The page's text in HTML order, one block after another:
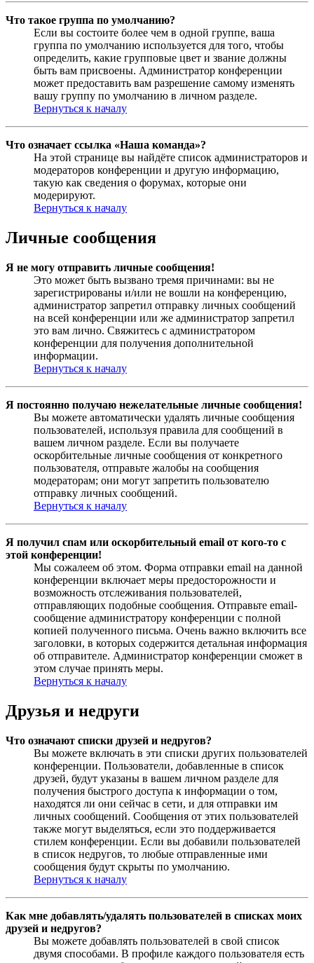
Что такое группа по умолчанию?
Если вы состоите более чем в одной группе, ваша
группа по умолчанию используется для того, чтобы
определить, какие групповые цвет и звание должны
быть вам присвоены. Администратор конференции
может предоставить вам разрешение самому изменять
вашу группу по умолчанию в личном разделе.
Вернуться к началу
Что означает ссылка «Наша команда»?
На этой странице вы найдёте список администраторов и
модераторов конференции и другую информацию,
такую как сведения о форумах, которые они
модерируют.
Вернуться к началу
Личные сообщения
Я не могу отправить личные сообщения!
Это может быть вызвано тремя причинами: вы не
зарегистрированы и/или не вошли на конференцию,
администратор запретил отправку личных сообщений
на всей конференции или же администратор запретил
это вам лично. Свяжитесь с администратором
конференции для получения дополнительной
информации.
Вернуться к началу
Я постоянно получаю нежелательные личные сообщения!
Вы можете автоматически удалять личные сообщения
пользователей, используя правила для сообщений в
вашем личном разделе. Если вы получаете
оскорбительные личные сообщения от конкретного
пользователя, отправьте жалобы на сообщения
модераторам; они могут запретить пользователю
отправку личных сообщений.
Вернуться к началу
Я получил спам или оскорбительный email от кого-то с
этой конференции!
Мы сожалеем об этом. Форма отправки email на данной
конференции включает меры предосторожности и
возможность отслеживания пользователей,
отправляющих подобные сообщения. Отправьте email-
сообщение администратору конференции с полной
копией полученного письма. Очень важно включить все
заголовки, в которых содержится детальная информация
об отправителе. Администратор конференции сможет в
этом случае принять меры.
Вернуться к началу
Друзья и недруги
Что означают списки друзей и недругов?
Вы можете включать в эти списки других пользователей
конференции. Пользователи, добавленные в список
друзей, будут указаны в вашем личном разделе для
получения быстрого доступа к информации о том,
находятся ли они сейчас в сети, и для отправки им
личных сообщений. Сообщения от этих пользователей
также могут выделяться, если это поддерживается
стилем конференции. Если вы добавили пользователей
в список недругов, то любые отправленные ими
сообщения будут скрыты по умолчанию.
Вернуться к началу
Как мне добавлять/удалять пользователей в списках моих
друзей и недругов?
Вы можете добавлять пользователей в свой список
двумя способами. В профиле каждого пользователя есть